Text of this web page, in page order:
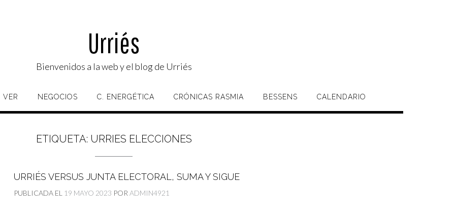
Urriés
Bienvenidos a la web y el blog de Urriés
VER NEGOCIOS C. ENERGÉTICA CRÓNICAS RASMIA BESSENS CALENDARIO
ETIQUETA: URRIES ELECCIONES
URRIÉS VERSUS JUNTA ELECTORAL, SUMA Y SIGUE
PUBLICADA EL 19 MAYO 2023 POR ADMIN4921